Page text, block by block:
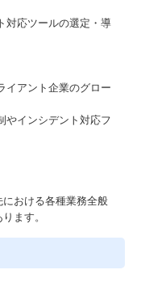
対応ツールの選定・導
イアント企業のグロー
やインシデント対応フ
おける各種業務全般
ます。